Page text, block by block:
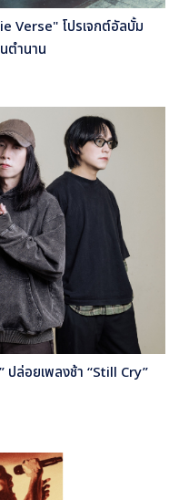
Verse" โปรเจกต์อัลบั้ม
ตำนาน
ล่อยเพลงช้า “Still Cry”